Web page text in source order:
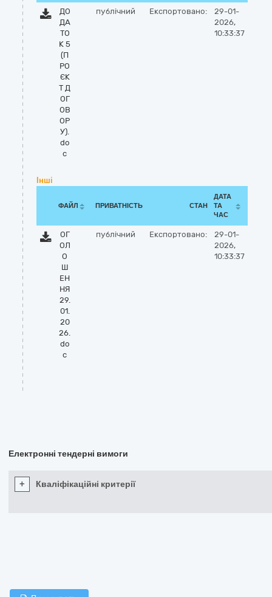
ДО
ДА
ТО
К 5
(П
РО
ЄК
Т Д
ОГ
ОВ
ОР
У).
do
c
публічний Експортовано:
29-01-
2026,
10:33:37
Інші
ФАЙЛ ПРИВАТНІСТЬ СТАН
ДАТА
ТА
ЧАС
ОГ
ОЛ
О
Ш
ЕН
НЯ
29.
01.
20
26.
do
c
публічний Експортовано:
29-01-
2026,
10:33:37
Електронні тендерні вимоги
+ Кваліфікаційні критерії